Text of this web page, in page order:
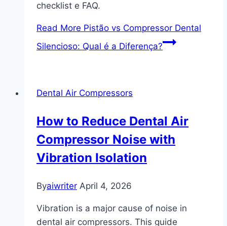
checklist e FAQ.
Read More Pistão vs Compressor Dental
Silencioso: Qual é a Diferença?
Dental Air Compressors
How to Reduce Dental Air
Compressor Noise with
Vibration Isolation
Byaiwriter April 4, 2026
Vibration is a major cause of noise in
dental air compressors. This guide